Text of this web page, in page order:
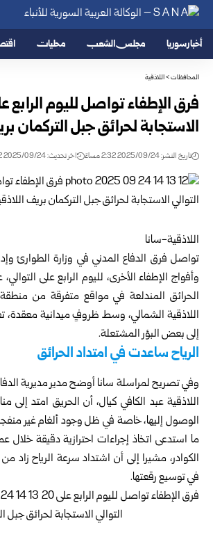
أخبار سوريا مجلس الشعب محليات
المحافظات>اللاذقية
فرق الإطفاء تواصل لليوم الرابع
الاستجابة لحرائق جبل التركمان
تاريخ النشر: 2025/09/24 2:32 مساءً اخر تحديث: 2025/09/24 2:32 مساءً
اللاذقية-سانا
تواصل فرق الدفاع المدني في وزارة الطوارئ
وأفواج الإطفاء الأخرى، لليوم الرابع على
الحرائق المندلعة في مواقع متفرقة من
اللاذقية الشمالي، وسط ظروفٍ ميدانية معقدة،
إلى بعض البؤر المشتعلة.
الرياح ساعدت في امتداد الحرائق
وفي تصريح لمراسلة سانا أوضح مدير مديرية
اللاذقية عبد الكافي كيال، أن الحريق امتد
الوصول إليها، خاصة في ظل وجود ألغام غير
ما استدعى اتخاذ إجراءات احترازية دقيقة خلال
الكوادر، مشيرا إلى أن اشتداد سرعة الرياح زاد
في توسيع رقعتها.